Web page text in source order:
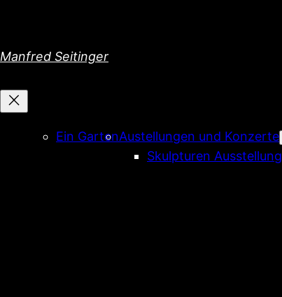
Inhalt
Manfred Seitinger
Ein GartenAustellungen und Konzerte
Skulpturen Ausstellung